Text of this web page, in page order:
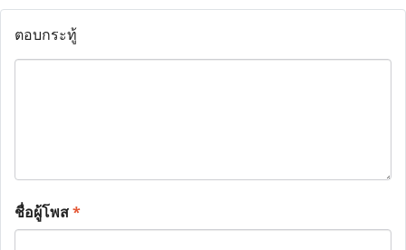
ตอบกระทู้
ชื่อผู้โพส*